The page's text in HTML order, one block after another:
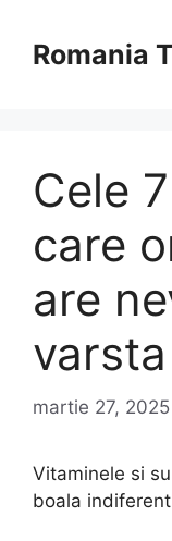
conținutRomania
Cele
care
are
martie 27, 2025
Vitaminele si
boala